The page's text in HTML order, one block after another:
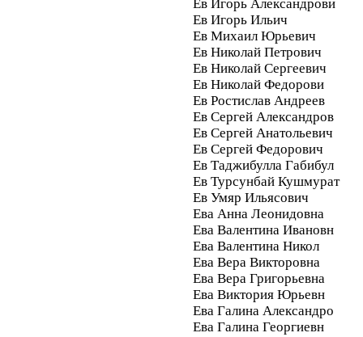
Ев Игорь Александрови
Ев Игорь Ильич
Ев Михаил Юрьевич
Ев Николай Петрович
Ев Николай Сергеевич
Ев Николай Федорови
Ев Ростислав Андреев
Ев Сергей Александров
Ев Сергей Анатольевич
Ев Сергей Федорович
Ев Таджибулла Габибул
Ев Турсунбай Кушмурат
Ев Умяр Ильясович
Ева Анна Леонидовна
Ева Валентина Ивановн
Ева Валентина Никол
Ева Вера Викторовна
Ева Вера Григорьевна
Ева Виктория Юрьевн
Ева Галина Александро
Ева Галина Георгиевн